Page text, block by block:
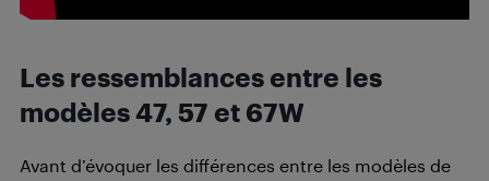
Les ressemblances entre les
modèles 47, 57 et 67W
Avant d’évoquer les différences entre les modèles de